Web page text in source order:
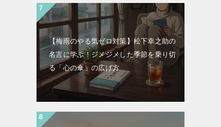
【梅雨のやる気ゼロ対策】松下幸之助の
名言に学ぶ！ジメジメした季節を乗り切
る「心の傘」の広げ方